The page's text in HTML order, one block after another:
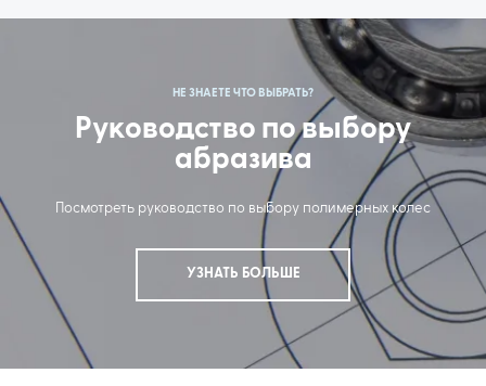
НЕ ЗНАЕТЕ ЧТО ВЫБРАТЬ?
Руководство по выбору
абразива
Посмотреть руководство по выбору полимерных колес
УЗНАТЬ БОЛЬШЕ